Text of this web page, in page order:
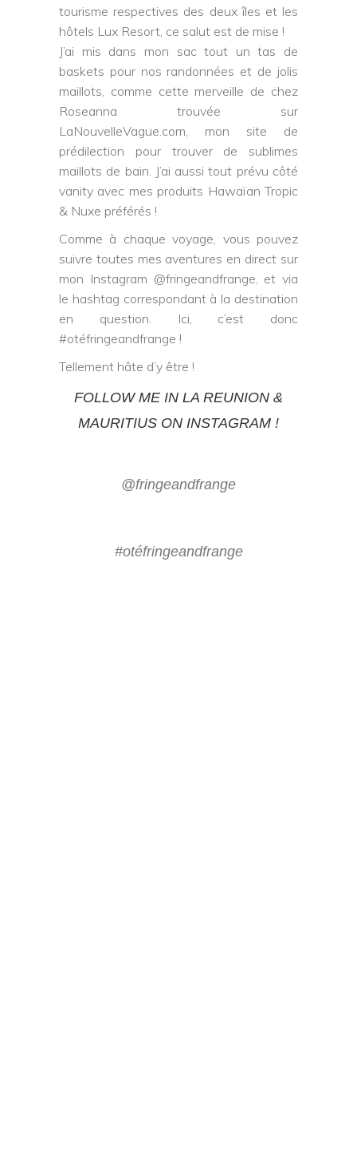
tourisme respectives des deux îles et les
hôtels Lux Resort, ce salut est de mise !
J’ai mis dans mon sac tout un tas de
baskets pour nos randonnées et de jolis
maillots, comme cette merveille de chez
Roseanna trouvée sur
LaNouvelleVague.com , mon site de
prédilection pour trouver de sublimes
maillots de bain. J’ai aussi tout prévu côté
vanity avec mes produits Hawaïan Tropic
& Nuxe préférés !
Comme à chaque voyage, vous pouvez
suivre toutes mes aventures en direct sur
mon Instagram @fringeandfrange , et via
le hashtag correspondant à la destination
en question. Ici, c’est donc
#otéfringeandfrange !
Tellement hâte d’y être !
FOLLOW ME IN LA REUNION &
MAURITIUS ON INSTAGRAM !
@fringeandfrange
#otéfringeandfrange